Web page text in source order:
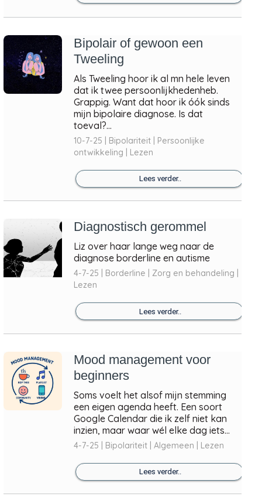
Bipolair of gewoon een
Tweeling
Als Tweeling hoor ik al mn hele leven
dat ik twee persoonlijkhedenheb.
Grappig. Want dat hoor ik óók sinds
mijn bipolaire diagnose. Is dat
toeval?...
10-7-25 | Bipolariteit | Persoonlijke
ontwikkeling | Lezen
Lees verder..
Diagnostisch gerommel
Liz over haar lange weg naar de
diagnose borderline en autisme
4-7-25 | Borderline | Zorg en behandeling |
Lezen
Lees verder..
Mood management voor
beginners
Soms voelt het alsof mijn stemming
een eigen agenda heeft. Een soort
Google Calendar die ik zelf niet kan
inzien, maar waar wél elke dag iets...
4-7-25 | Bipolariteit | Algemeen | Lezen
Lees verder..